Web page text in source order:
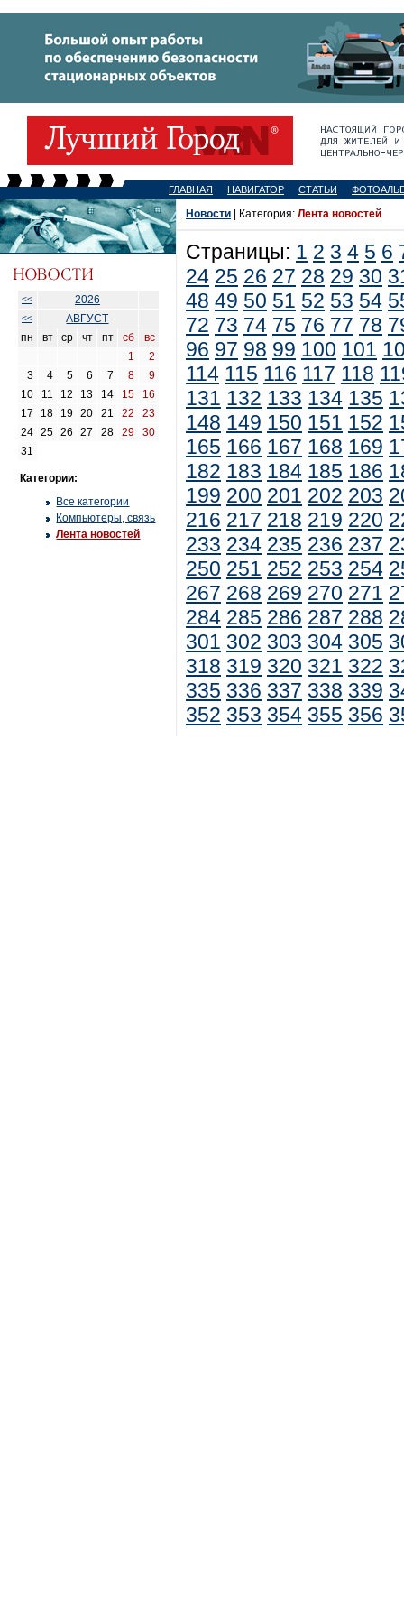
ГЛАВНАЯ НАВИГАТОР СТАТЬИ
<< 2026
<<
АВГУСТ
пн
вт ср чт пт сб
вс
1
2
3
4 5 6 7 8
9
10
11 12 13 14 15
16
17
18 19 20 21 22
23
24
25 26 27 28 29
30
31
Категории:
Все категории
Компьютеры, связь
Лента новостей
Новости | Категория: Лента новостей
Страницы: 1 2 3 4 5 6
24 25 26 27 28 29 30
48 49 50 51 52 53 54
72 73 74 75 76 77 78
96 97 98 99 100 101
114 115 116 117 118
131 132 133 134 135
148 149 150 151 152
165 166 167 168 169
182 183 184 185 186
199 200 201 202 203
216 217 218 219 220
233 234 235 236 237
250 251 252 253 254
267 268 269 270 271
284 285 286 287 288
301 302 303 304 305
318 319 320 321 322
335 336 337 338 339
352 353 354 355 356